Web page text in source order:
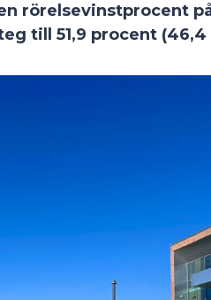
rörelsevinstprocent på
till 51,9 procent (46,4